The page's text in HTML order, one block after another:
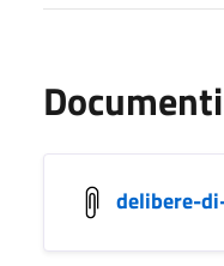
Documenti
delibere-